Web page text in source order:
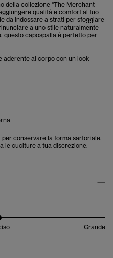
della collezione "The Merchant
qualità e comfort al tuo
da indossare a strati per sfoggiare
a uno stile naturalmente
questo capospalla è perfetto per
aderente al corpo con un look
conservare la forma sartoriale.
le cuciture a tua discrezione.
Grande